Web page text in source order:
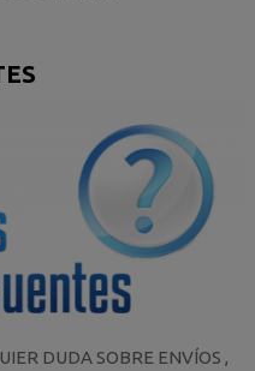
DUDA SOBRE ENVÍOS ,